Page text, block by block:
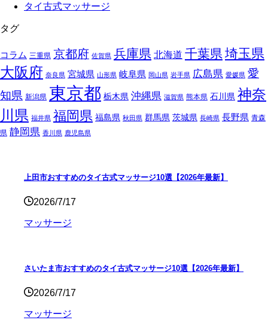
タイ古式マッサージ
タグ
コラム 三重県 京都府 佐賀県 兵庫県 北海道 千葉県 埼玉県
大阪府 奈良県 宮城県 山形県 岐阜県 岡山県 岩手県 広島県 愛媛県 愛
知県 新潟県 東京都 栃木県 沖縄県 滋賀県 熊本県 石川県 神奈
川県 福井県 福岡県 福島県 秋田県 群馬県 茨城県 長崎県 長野県 青森
県 静岡県 香川県 鹿児島県
上田市おすすめのタイ古式マッサージ10選【2026年最新】
2026/7/17
マッサージ
さいたま市おすすめのタイ古式マッサージ10選【2026年最新】
2026/7/17
マッサージ